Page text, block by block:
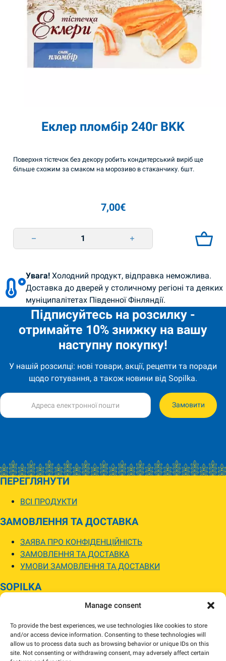
Manage consent
To provide the best experiences, we use technologies like cookies to store
and/or access device information. Consenting to these technologies will
allow us to process data such as browsing behavior or unique IDs on this
site. Not consenting or withdrawing consent, may adversely affect certain
Еклер пломбір 240г BKK
Поверхня тістечок без декору робить кондитерський виріб ще
більше схожим за смаком на морозиво в стаканчику. 6шт.
7,00€
Увага! Холодний продукт, відправка неможлива.
Доставка до дверей у столичному регіоні та деяких
муніципалітетах Південної Фінляндії.
Підписуйтесь на розсилку -
отримайте 10% знижку на вашу
наступну покупку!
У нашій розсилці: нові товари, акції, рецепти та поради
щодо готування, а також новини від Sopilka.
Замовити
ПЕРЕГЛЯНУТИ
ВСІ ПРОДУКТИ
ЗАМОВЛЕННЯ ТА ДОСТАВКА
ЗАЯВА ПРО КОНФІДЕНЦІЙНІСТЬ
ЗАМОВЛЕННЯ ТА ДОСТАВКА
УМОВИ ЗАМОВЛЕННЯ ТА ДОСТАВКИ
SOPILKA
МАГАЗИНИ SOPILKA
НОВИНИ
Зображення товарів на вебсайті можуть відрізнятися від їхнього